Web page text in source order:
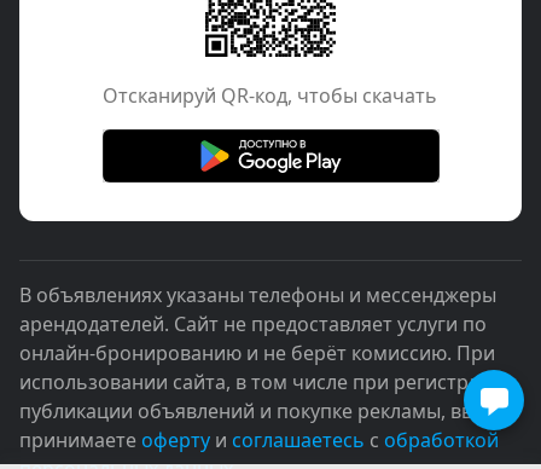
Отcканируй QR-код, чтобы скачать
В объявлениях указаны телефоны и мессенджеры
арендодателей. Сайт не предоставляет услуги по
онлайн-бронированию и не берёт комиссию. При
использовании сайта, в том числе при регистрации,
публикации объявлений и покупке рекламы, вы
принимаете оферту и соглашаетесь с обработкой